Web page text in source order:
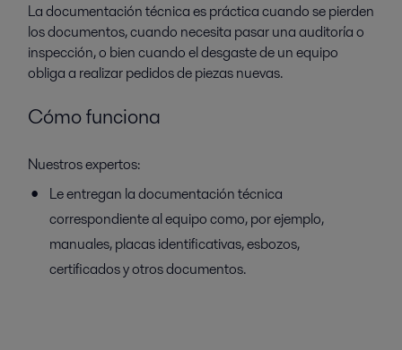
La documentación técnica es práctica cuando se pierden
los documentos, cuando necesita pasar una auditoría o
inspección, o bien cuando el desgaste de un equipo
obliga a realizar pedidos de piezas nuevas.
Cómo funciona
Nuestros expertos:
Le entregan la documentación técnica
correspondiente al equipo como, por ejemplo,
manuales, placas identificativas, esbozos,
certificados y otros documentos.